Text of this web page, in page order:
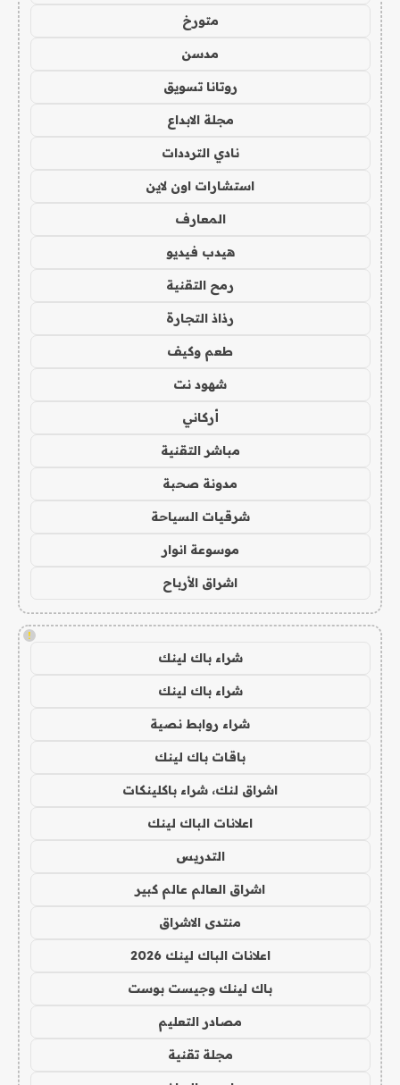
متورخ
مدسن
روتانا تسويق
مجلة الابداع
نادي الترددات
استشارات اون لاين
المعارف
هيدب فيديو
رمح التقنية
رذاذ التجارة
طعم وكيف
شهود نت
أركاني
مباشر التقنية
مدونة صحبة
شرقيات السياحة
موسوعة انوار
اشراق الأرباح
!
شراء باك لينك
شراء باك لينك
شراء روابط نصية
باقات باك لينك
اشراق لنك، شراء باكلينكات
اعلانات الباك لينك
التدريس
اشراق العالم عالم كبير
منتدى الاشراق
اعلانات الباك لينك 2026
باك لينك وجيست بوست
مصادر التعليم
مجلة تقنية